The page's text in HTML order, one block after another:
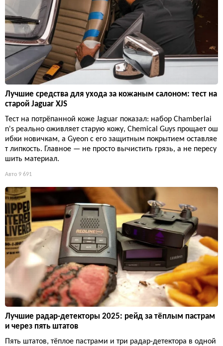
Лучшие средства для ухода за кожаным салоном: тест на
старой Jaguar XJS
Тест на потрёпанной коже Jaguar показал: набор Chamberlai
n's реально оживляет старую кожу, Chemical Guys прощает ош
ибки новичкам, а Gyeon с его защитным покрытием оставляе
т липкость. Главное — не просто вычистить грязь, а не пересу
шить материал.
Авто 9 691
Лучшие радар-детекторы 2025: рейд за тёплым пастрам
и через пять штатов
Пять штатов, тёплое пастрами и три радар-детектора в одной